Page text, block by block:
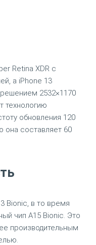
Retina XDR с
а iPhone 13
2532×1170
технологию
обновления 120
она составляет 60
Bionic, в то время
чип A15 Bionic. Это
производительным